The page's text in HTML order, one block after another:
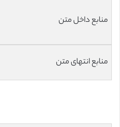
منابع داخل متن
منابع انتهای متن